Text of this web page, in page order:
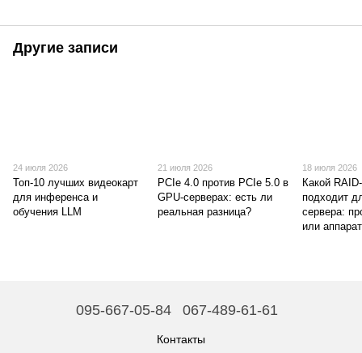
Другие записи
24 июля 2026
Топ-10 лучших видеокарт
для инференса и
обучения LLM
21 июля 2026
PCIe 4.0 против PCIe 5.0 в
GPU-серверах: есть ли
реальная разница?
18 июля 2026
Какой
подходит
сервера:
или
095-667-05-84 067-489-61-61
Контакты